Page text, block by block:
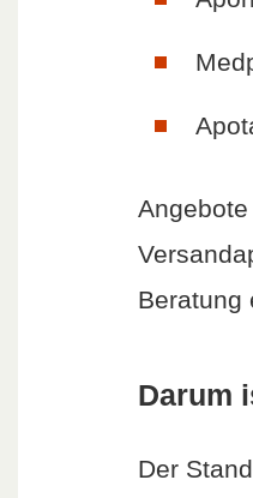
Beratung
Darum
Der